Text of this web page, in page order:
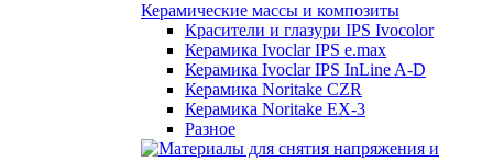
Керамические массы и композиты
Красители и глазури IPS Ivocolor
Керамика Ivoclar IPS e.max
Керамика Ivoclar IPS InLine A-D
Керамика Noritake CZR
Керамика Noritake EX-3
Разное